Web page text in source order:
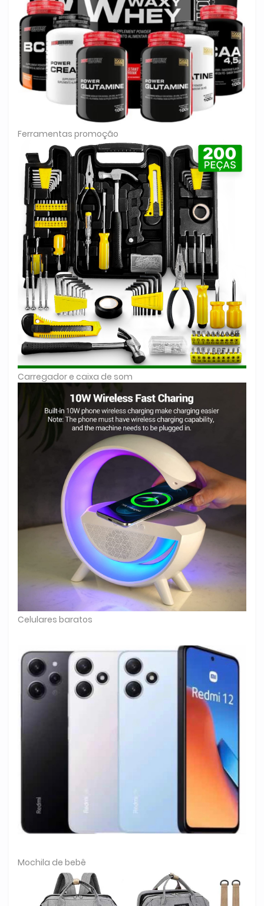
Ferramentas promoção
Carregador e caixa de som
Celulares baratos
Mochila de bebê